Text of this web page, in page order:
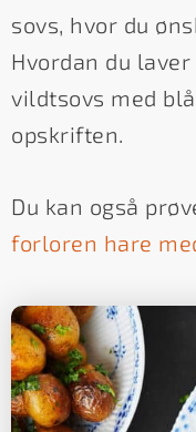
sovs, hvor du
Hvordan du
vildtsovs med
opskriften.
Du kan også
forloren hare